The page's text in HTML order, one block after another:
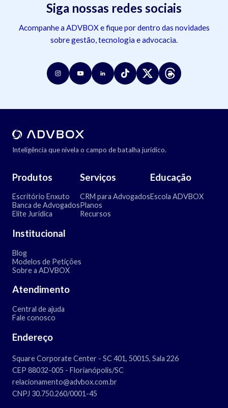
Siga nossas redes sociais
Acompanhe a ADVBOX e fique por dentro das novidades
sobre gestão, tecnologia e advocacia.
Inteligência que nivela o campo de batalha jurídico.
Produtos
Escritório Enxuto
Banca de Advogados
Elite Jurídica
Serviços
CRM para Advogados
Planos
Recursos
Educação
Escola ADVBOX
Institucional
Blog
Modelos de Petições
Sobre a ADVBOX
Atendimento
Central de ajuda
Fale conosco
Endereço
Square Corporate Center - SC 401, 50015, Sala 226
CEP 88032-005 - Florianópolis/SC
relacionamento@advbox.com.br
CNPJ 30.750.260/0001-45